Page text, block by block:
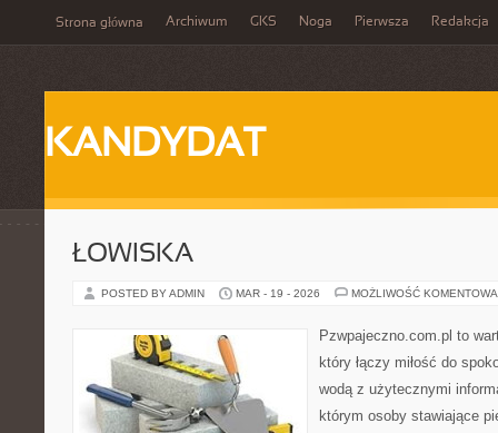
Strona główna Archiwum GKS Noga Pierwsza Redakcja
KANDYDAT
ŁOWISKA
POSTED BY ADMIN MAR - 19 - 2026 MOŻLIWOŚĆ
Pzwpajeczno.com.pl to
który łączy miłość do
wodą z użytecznymi
którym osoby stawiające